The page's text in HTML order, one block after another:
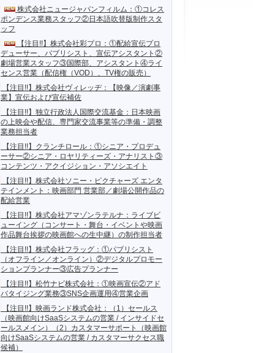
株式会社ニュージャパンフィルム：①コレス
ポンデンス業務スタッフ②日本語吹替版制作スタ
ッフ
【注目!!】株式会社彩プロ：①配給宣伝プロ
デューサー、パブリシスト、宣伝アシスタント②
劇場営業スタッフ③国際部、アシスタント④ライ
センス営業（配信権（VOD）、TV権の販売）
【注目!!】株式会社ヴィレッヂ：【映像／演劇事
業】宣伝および宣伝補佐
【注目!!】独立行政法人国際交流基金：日本映画
の上映会や配信、専門家交流事業等の準備・調整
業務担当者
【注目!!】クランチロール：①シニア・プロデュ
ーサー②シニア・ロヤリティーズ・アナリスト③
コンテンツ・アクイジション・アソシエイト
【注目!!】株式会社ソニー・ピクチャーズ エンタ
テインメント：映画部門 営業部／劇場公開作品の
配給営業
【注目!!】株式会社アマゾンラテルナ：ライブビ
ューイング（コンサート・舞台・イベントや映画
作品舞台挨拶の映画館への生中継）の制作担当者
【注目!!】株式会社フラッグ：①パブリシスト
（オフライン／オンライン）②デジタルプロモー
ションプランナー③広告プランナー
【注目!!】松竹ナビ株式会社：①映画宣伝②アド
バタイジング業務③SNS企画運用④営業企画
【注目!!】映画ランド株式会社：（1）セールス
（映画館向けSaaSシステムの営業 / インサイドセ
ールスメイン）（2）カスタマーサポート（映画館
向けSaaSシステムの営業 / カスタマーサクセス職
候補）